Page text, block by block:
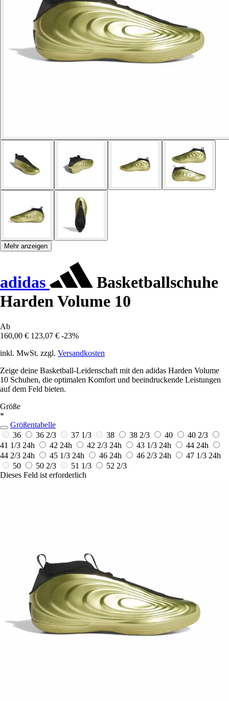
Mehr anzeigen
adidas
Basketballschuhe
Harden Volume 10
Ab
160,00 € 123,07 € -23%
inkl. MwSt. zzgl. Versandkosten
Zeige deine Basketball-Leidenschaft mit den adidas Harden Volume
10 Schuhen, die optimalen Komfort und beeindruckende Leistungen
auf dem Feld bieten.
Größe
*
Größentabelle
36
36 2/3 37 1/3 38 38 2/3 40
40 2/3
41 1/3 24h 42 24h 42 2/3 24h 43 1/3 24h 44 24h
44 2/3 24h 45 1/3 24h 46 24h 46 2/3 24h 47 1/3 24h
50
50 2/3 51 1/3
52 2/3
Dieses Feld ist erforderlich